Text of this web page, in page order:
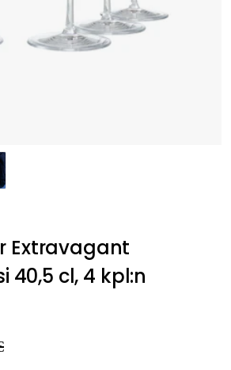
Extravagant
40,5 cl, 4 kpl:n